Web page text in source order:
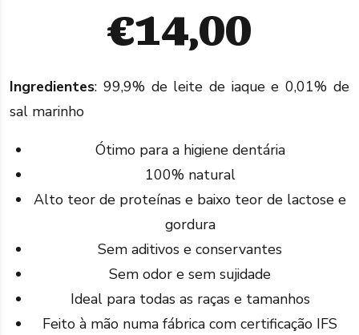
€14,00
Ingredientes: 99,9% de leite de iaque e 0,01% de
sal marinho
Ótimo para a higiene dentária
100% natural
Alto teor de proteínas e baixo teor de lactose e
gordura
Sem aditivos e conservantes
Sem odor e sem sujidade
Ideal para todas as raças e tamanhos
Feito à mão numa fábrica com certificação IFS